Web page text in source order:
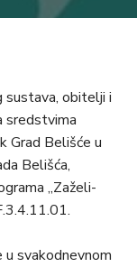
sustava, obitelji i
sredstvima
Grad Belišće u
Belišća,
„Zaželi-
svakodnevnom